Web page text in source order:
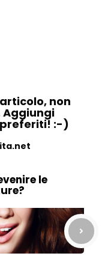
non
:-)
le